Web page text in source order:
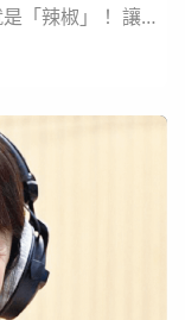
「辣椒」！ 讓
來西亞不同族群
開馬來風味辣椒
神奇魔法。 ⬆️圖
...